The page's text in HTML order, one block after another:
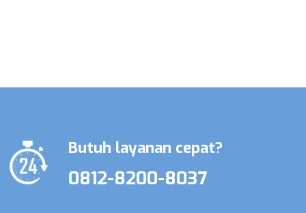
Butuh layanan cepat?
0812-8200-8037